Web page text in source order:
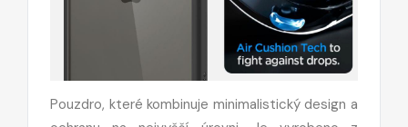
Pouzdro, které kombinuje minimalistický design a